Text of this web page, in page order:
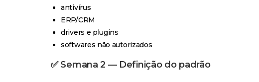
antivírus
ERP/CRM
drivers e plugins
softwares não autorizados
✅ Semana 2 — Definição do padrão